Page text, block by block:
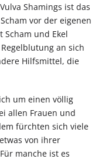
Shamings ist das
vor der eigenen
und Ekel
an sich
Hilfsmittel, die
um einen völlig
allen Frauen und
fürchten sich viele
von ihrer
manche ist es